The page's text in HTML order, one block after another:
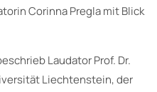
Corinna Pregla mit Blick
Laudator Prof. Dr.
Liechtenstein, der